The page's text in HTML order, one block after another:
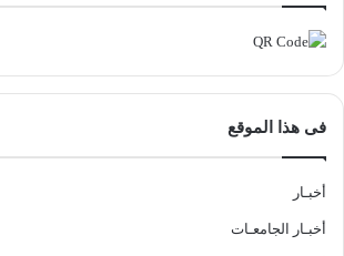
فى هذا الموقع
أخبـار
أخبـار الجامعـات